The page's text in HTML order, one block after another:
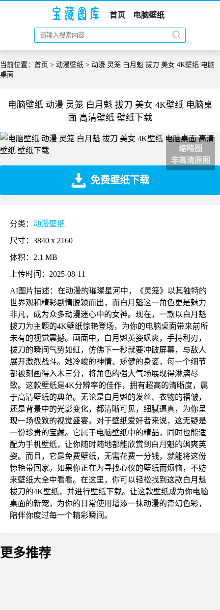
首页 电脑壁纸
当前位置： 首页 > 动漫壁纸 > 动漫 灵笼 白月魁 拔刀 美女 4K壁纸 电脑
桌面
电脑壁纸 动漫 灵笼 白月魁 拔刀 美女 4K壁纸 电脑桌
面 高清壁纸 壁纸下载
缩略图
非高清原图
免费壁纸下载
分类： 动漫壁纸
尺寸：3840 x 2160
体积：2.1 MB
上传时间：2025-08-11
AI图片描述：在动漫的璀璨星河中，《灵笼》以其独特的
世界观和精彩剧情脱颖而出，而白月魁这一角色更是魅力
非凡，成为众多动漫迷心中的女神。现在，一款以白月魁
拔刀为主题的4K壁纸惊艳登场，为你的电脑桌面带来前所
未有的视觉震撼。画面中，白月魁英姿飒爽，手持利刃，
拔刀的瞬间气势如虹，仿佛下一秒就要冲破屏幕，与敌人
展开激烈战斗。她冷峻的神情、矫健的身姿，每一个细节
都被刻画得入木三分，将角色的强大气场展现得淋漓尽
致。这款壁纸是4K分辨率的佳作，拥有超高的清晰度，属
于高清壁纸的典范。无论是白月魁的发丝、衣物的褶皱，
还是背景中的光影变化，都清晰可见，细腻逼真，为你呈
现一场极致的视觉盛宴。对于壁纸爱好者来说，这无疑是
一份珍贵的宝藏。它属于电脑壁纸中的精品，同时也能适
配为手机壁纸，让你随时随地都能欣赏到白月魁的飒爽英
姿。而且，它是免费壁纸，无需花费一分钱，就能将这份
惊艳带回家。如果你正在为寻找心仪的壁纸而烦恼，不妨
来壁纸大全中看看。在这里，你可以轻松找到这款白月魁
拔刀的4K壁纸，并进行壁纸下载。让这款壁纸成为你电脑
桌面的新宠，为你的日常使用增添一抹动漫的奇幻色彩，
陪伴你度过每一个精彩瞬间。
更多推荐